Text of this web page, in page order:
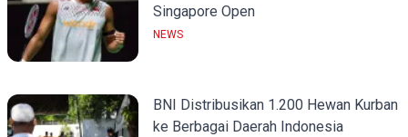
Singapore Open
NEWS
BNI Distribusikan 1.200 Hewan Kurban
ke Berbagai Daerah Indonesia